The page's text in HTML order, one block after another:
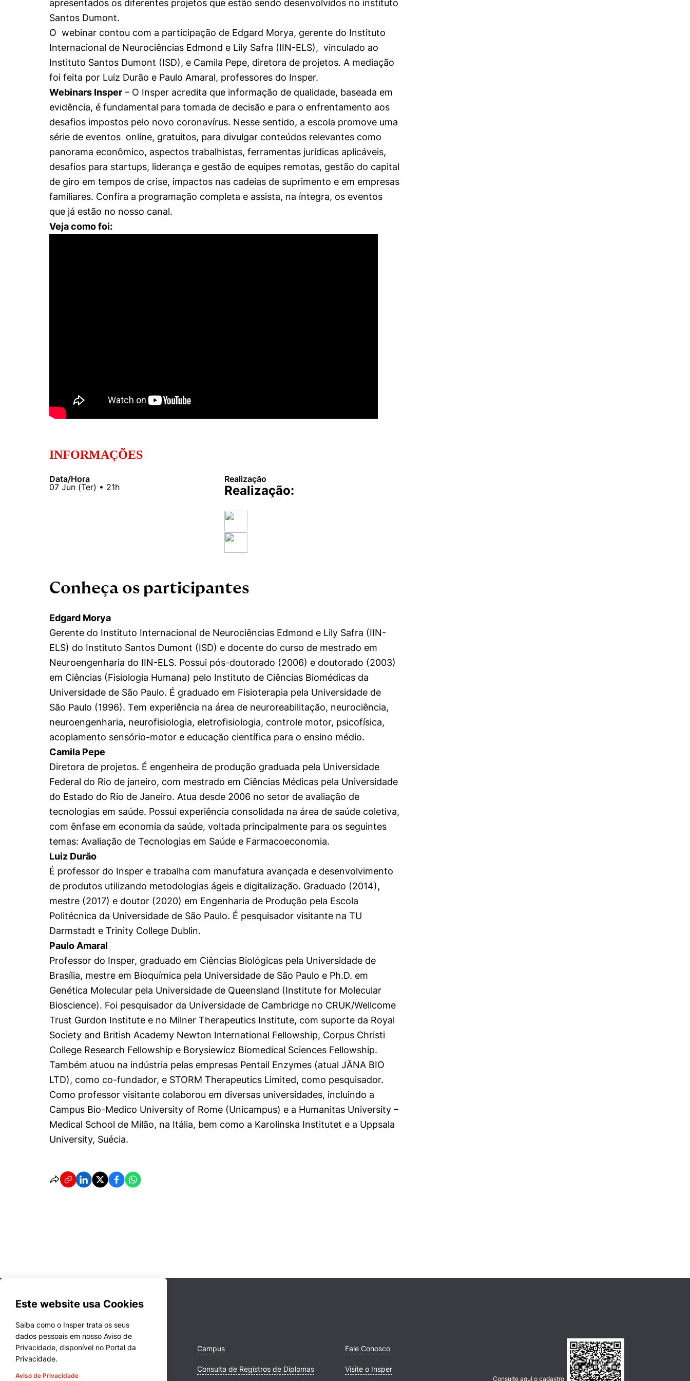
Conhecimento
Hub de Inovação e
Empreendedorismo
Trabalhe conosco
Sala de Imprensa
Repositório Institucional
Seminários Acadêmicos
Comitê de Ética em
Instagram
apresentados os diferentes projetos que estão sendo desenvolvidos no instituto
Santos Dumont.
O webinar contou com a participação de Edgard Morya, gerente do Instituto
Internacional de Neurociências Edmond e Lily Safra (IIN-ELS), vinculado ao
Instituto Santos Dumont (ISD), e Camila Pepe, diretora de projetos. A mediação
foi feita por Luiz Durão e Paulo Amaral, professores do Insper.
Webinars Insper – O Insper acredita que informação de qualidade, baseada em
evidência, é fundamental para tomada de decisão e para o enfrentamento aos
desafios impostos pelo novo coronavírus. Nesse sentido, a escola promove uma
série de eventos online, gratuitos, para divulgar conteúdos relevantes como
panorama econômico, aspectos trabalhistas, ferramentas jurídicas aplicáveis,
desafios para startups, liderança e gestão de equipes remotas, gestão do capital
de giro em tempos de crise, impactos nas cadeias de suprimento e em empresas
familiares. Confira a programação completa e assista, na íntegra, os eventos
que já estão no nosso canal.
Veja como foi:
INFORMAÇÕES
Data/Hora
07 Jun (Ter) • 21h
Realização
Realização:
Conheça os participantes
Edgard Morya
Gerente do Instituto Internacional de Neurociências Edmond e Lily Safra (IIN-
ELS) do Instituto Santos Dumont (ISD) e docente do curso de mestrado em
Neuroengenharia do IIN-ELS. Possui pós-doutorado (2006) e doutorado (2003)
em Ciências (Fisiologia Humana) pelo Instituto de Ciências Biomédicas da
Universidade de São Paulo. É graduado em Fisioterapia pela Universidade de
São Paulo (1996). Tem experiência na área de neuroreabilitação, neurociência,
neuroengenharia, neurofisiologia, eletrofisiologia, controle motor, psicofísica,
acoplamento sensório-motor e educação científica para o ensino médio.
Camila Pepe
Diretora de projetos. É engenheira de produção graduada pela Universidade
Federal do Rio de janeiro, com mestrado em Ciências Médicas pela Universidade
do Estado do Rio de Janeiro. Atua desde 2006 no setor de avaliação de
tecnologias em saúde. Possui experiência consolidada na área de saúde coletiva,
com ênfase em economia da saúde, voltada principalmente para os seguintes
temas: Avaliação de Tecnologias em Saúde e Farmacoeconomia.
Luiz Durão
É professor do Insper e trabalha com manufatura avançada e desenvolvimento
de produtos utilizando metodologias ágeis e digitalização. Graduado (2014),
mestre (2017) e doutor (2020) em Engenharia de Produção pela Escola
Politécnica da Universidade de São Paulo. É pesquisador visitante na TU
Darmstadt e Trinity College Dublin.
Paulo Amaral
Professor do Insper, graduado em Ciências Biológicas pela Universidade de
Brasília, mestre em Bioquímica pela Universidade de São Paulo e Ph.D. em
Genética Molecular pela Universidade de Queensland (Institute for Molecular
Bioscience). Foi pesquisador da Universidade de Cambridge no CRUK/Wellcome
Trust Gurdon Institute e no Milner Therapeutics Institute, com suporte da Royal
Society and British Academy Newton International Fellowship, Corpus Christi
College Research Fellowship e Borysiewicz Biomedical Sciences Fellowship.
Também atuou na indústria pelas empresas Pentail Enzymes (atual JĀNA BIO
LTD), como co-fundador, e STORM Therapeutics Limited, como pesquisador.
Como professor visitante colaborou em diversas universidades, incluindo a
Campus Bio-Medico University of Rome (Unicampus) e a Humanitas University –
Medical School de Milão, na Itália, bem como a Karolinska Institutet e a Uppsala
University, Suécia.
Este website usa Cookies
Saiba como o Insper trata os seus
dados pessoais em nosso Aviso de
Privacidade, disponível no Portal da
Privacidade.
Aviso de Privacidade
Cookies estritamente necessários
Cookies de preferências de usuário
Cursos Campus
Consulta de Registros de Diplomas
Fale Conosco
Visite o Insper
Consulte aqui o cadastro